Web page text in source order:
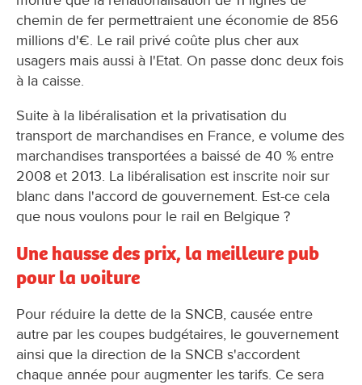
chemin de fer permettraient une économie de 856
millions d'€. Le rail privé coûte plus cher aux
usagers mais aussi à l'Etat. On passe donc deux fois
à la caisse.
Suite à la libéralisation et la privatisation du
transport de marchandises en France, e volume des
marchandises transportées a baissé de 40 % entre
2008 et 2013. La libéralisation est inscrite noir sur
blanc dans l'accord de gouvernement. Est-ce cela
que nous voulons pour le rail en Belgique ?
Une hausse des prix, la meilleure pub
pour la voiture
Pour réduire la dette de la SNCB, causée entre
autre par les coupes budgétaires, le gouvernement
ainsi que la direction de la SNCB s'accordent
chaque année pour augmenter les tarifs. Ce sera